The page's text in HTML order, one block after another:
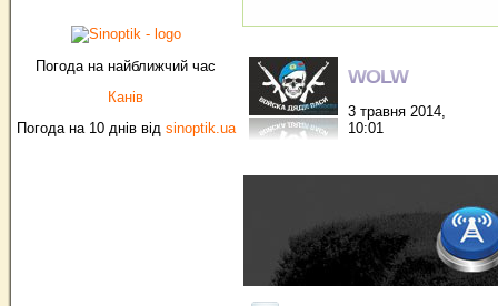
Погода на найближчий час
Канів
Погода на 10 днів від sinoptik.ua
WOLW
3 травня 2014,
10:01